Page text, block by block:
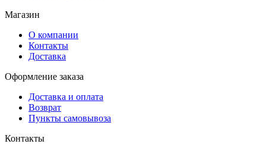
Магазин
О компании
Контакты
Доставка
Оформление заказа
Доставка и оплата
Возврат
Пункты самовывоза
Контакты